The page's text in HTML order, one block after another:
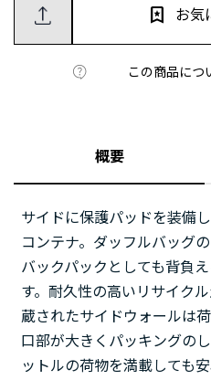
この商品につ
お気
概要
サイドに保護パッドを装備
コンテナ。ダッフルバッグ
バックパックとしても背負
す。耐久性の高いリサイク
蔵されたサイドウォールは
口部が大きくパッキングの
ットルの荷物を満載しても